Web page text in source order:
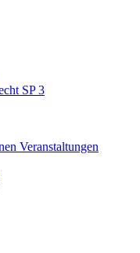
SP 3
Veranstaltungen